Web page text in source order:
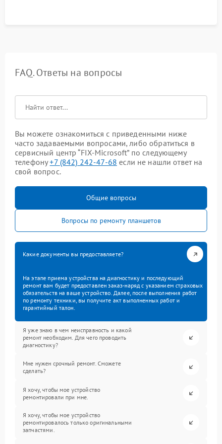
FAQ. Ответы на вопросы
Вы можете ознакомиться с приведенными ниже
часто задаваемыми вопросами, либо обратиться в
сервисный центр “FIX-Microsoft” по следующему
телефону+7 (842) 242-47-68 если не нашли ответ на
свой вопрос.
Общие вопросы
Вопросы по ремонту планшетов
Какие документы вы предоставляете?
На этапе приема устройства на диагностику и последующий
ремонт вам будет предоставлен заказ-наряд с указанием страховых
обязательств на ваше устройство. Далее, после выполнения работ
по ремонту техники, вы получите акт выполненных работ и
гарантийный талон.
Я уже знаю в чем неисправность и какой
ремонт необходим. Для чего проводить
диагностику?
Мне нужен срочный ремонт. Сможете
сделать?
Я хочу, чтобы мое устройство
ремонтировали при мне.
Я хочу, чтобы мое устройство
ремонтировалось только оригинальными
запчастями.